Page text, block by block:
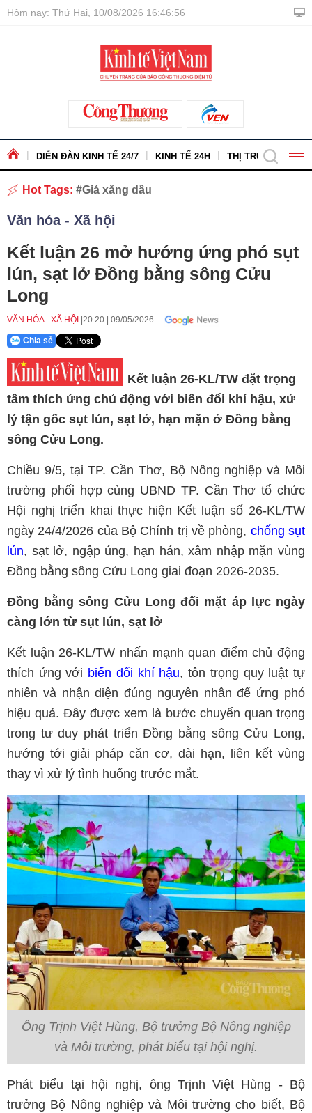
Hôm nay: Thứ Hai, 10/08/2026 16:46:58
DIỄN ĐÀN KINH TẾ 24/7 KINH TẾ 24H THỊ TRƯỜNG -
Hot Tags: Giá xăng dầu
Văn hóa - Xã hội
Kết luận 26 mở hướng ứng phó sụt
lún, sạt lở Đồng bằng sông Cửu
Long
VĂN HÓA - XÃ HỘI 20:20 09/05/2026
Chia sẻ
Kết luận 26-KL/TW đặt trọng
tâm thích ứng chủ động với biến đổi khí hậu, xử
lý tận gốc sụt lún, sạt lở, hạn mặn ở Đồng bằng
sông Cửu Long.
Chiều 9/5, tại TP. Cần Thơ, Bộ Nông nghiệp và Môi
trường phối hợp cùng UBND TP. Cần Thơ tổ chức
Hội nghị triển khai thực hiện Kết luận số 26-KL/TW
ngày 24/4/2026 của Bộ Chính trị về phòng, chống sụt
lún, sạt lở, ngập úng, hạn hán, xâm nhập mặn vùng
Đồng bằng sông Cửu Long giai đoạn 2026-2035.
Đồng bằng sông Cửu Long đối mặt áp lực ngày
càng lớn từ sụt lún, sạt lở
Kết luận 26-KL/TW nhấn mạnh quan điểm chủ động
thích ứng với biến đổi khí hậu, tôn trọng quy luật tự
nhiên và nhận diện đúng nguyên nhân để ứng phó
hiệu quả. Đây được xem là bước chuyển quan trọng
trong tư duy phát triển Đồng bằng sông Cửu Long,
hướng tới giải pháp căn cơ, dài hạn, liên kết vùng
thay vì xử lý tình huống trước mắt.
Ông Trịnh Việt Hùng, Bộ trưởng Bộ Nông nghiệp
và Môi trường, phát biểu tại hội nghị.
Phát biểu tại hội nghị, ông Trịnh Việt Hùng - Bộ
trưởng Bộ Nông nghiệp và Môi trường cho biết, Bộ